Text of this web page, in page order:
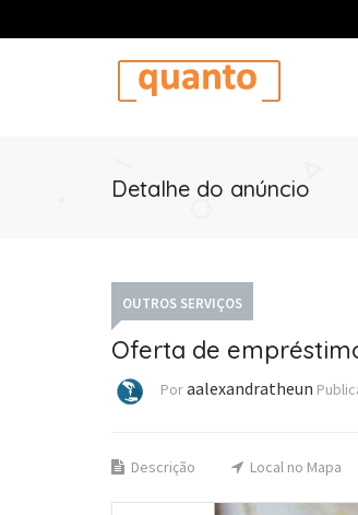
Detalhe do anúncio
OUTROS SERVIÇOS
Oferta de
Poraalexandratheun
Descrição Local no Mapa